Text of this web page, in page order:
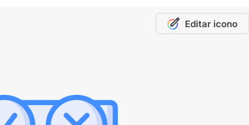
Editar icono